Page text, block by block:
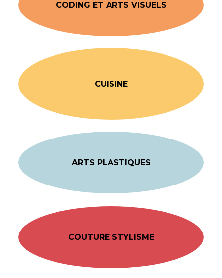
CODING ET ARTS VISUELS
CUISINE
ARTS PLASTIQUES
COUTURE STYLISME